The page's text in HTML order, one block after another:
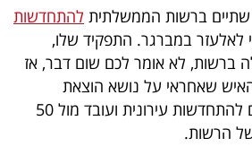
שתיים ברשות הממשלתית להתחדשות
לאלעזר במברגר. התפקיד שלו,
ברשות, לא אומר לכם שום דבר, אז
שאחראי על נושא הוצאת
ההיתרים של פרויקטים להתחדשות עירונית ועובד מול 50
הרשות.